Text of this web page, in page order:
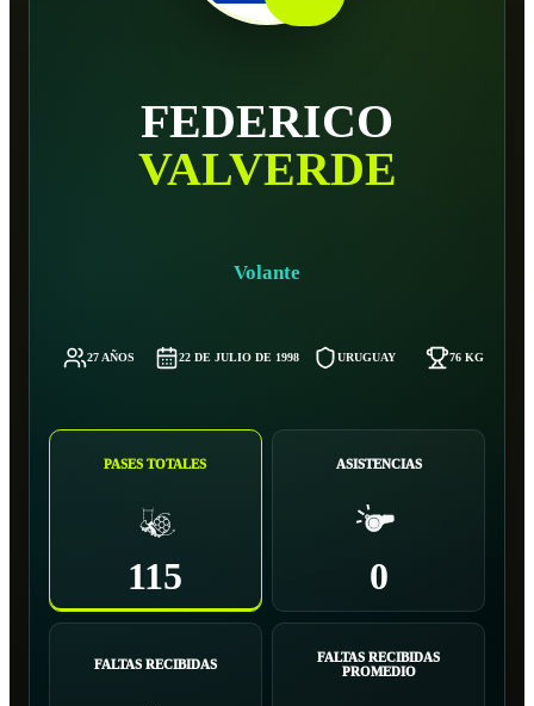
FEDERICO
VALVERDE
Volante
27 AÑOS 22 DE JULIO DE 1998 URUGUAY 76 KG
PASES TOTALES
115
ASISTENCIAS
0
FALTAS RECIBIDAS
FALTAS RECIBIDAS
PROMEDIO